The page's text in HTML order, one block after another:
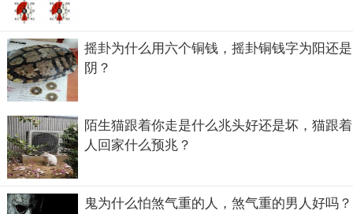
吓掉魂时间长了就好了吗
吓掉魂时间长了就会好吗？关于吓掉魂以后该怎么办，网上
摇卦为什么用六个铜钱，摇卦铜钱字为阳还是
阴？
陌生猫跟着你走是什么兆头好还是坏，猫跟着
人回家什么预兆？
鬼为什么怕煞气重的人，煞气重的男人好吗？